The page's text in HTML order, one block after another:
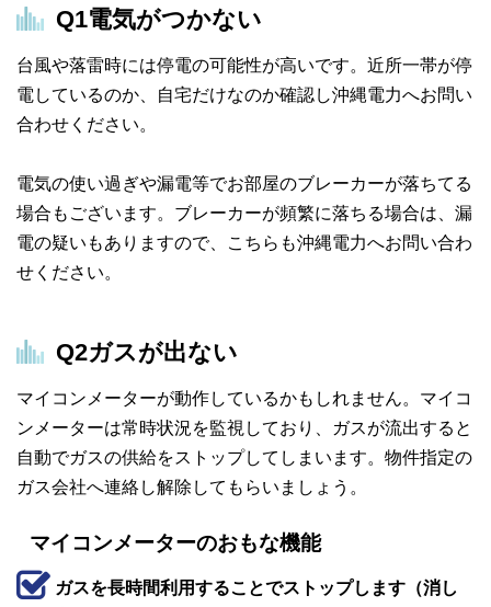
Q1電気がつかない
台風や落雷時には停電の可能性が高いです。近所一帯が停
電しているのか、自宅だけなのか確認し沖縄電力へお問い
合わせください。
電気の使い過ぎや漏電等でお部屋のブレーカーが落ちてる
場合もございます。ブレーカーが頻繁に落ちる場合は、漏
電の疑いもありますので、こちらも沖縄電力へお問い合わ
せください。
Q2ガスが出ない
マイコンメーターが動作しているかもしれません。マイコ
ンメーターは常時状況を監視しており、ガスが流出すると
自動でガスの供給をストップしてしまいます。物件指定の
ガス会社へ連絡し解除してもらいましょう。
マイコンメーターのおもな機能
ガスを長時間利用することでストップします（消し